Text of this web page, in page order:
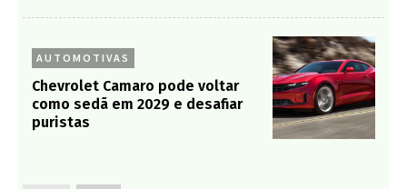
AUTOMOTIVAS
Chevrolet Camaro pode voltar
como sedã em 2029 e desafiar
puristas